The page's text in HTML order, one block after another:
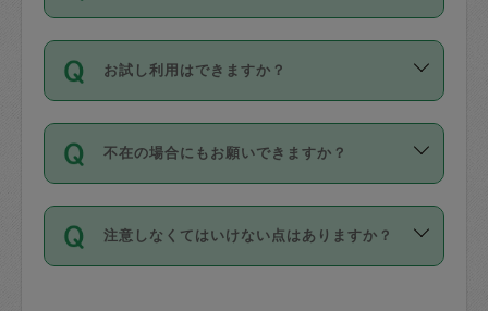
ールに記載していますので、各自の得意
を依頼してください。
ジさんが活動されています。
※テストセンターの講評は１件目のレビュ
参考
【詳細】タスカジさんの登録に際
をさせたりした場合が対象で、補償金額
す。
写真を撮り、
詳細FAQ：
損害賠償保険について教えて
す。
タスカジさんへ「募集」をかけることが
可能です。
キャンセル料には、以下の2種類がありま
す。
1. 直前キャンセル（定期、スポット契約
共通）
72時間を超える※と、以下のキャンセル
料が発生します。
お試し利用はできますか？
「お試し利用」というメニューはありま
せんが、「一回のみ」依頼を活用するこ
とによって、気に入ったタスカジさんを
まず、条件の合う気になるタスカジさ
不在の場合にもお願いできますか？
不在の場合の作業はタスカジさんの同意
が必要です。数回の依頼ののち、タスカ
ジさんと依頼者の間で十分な信頼関係が
注意しなくてはいけない点はありますか？